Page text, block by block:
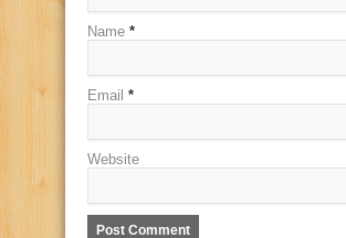
Name *
Email *
Website